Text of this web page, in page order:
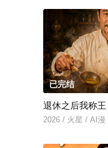
已完结
退休之后我称王
2026 / 火星 / AI漫